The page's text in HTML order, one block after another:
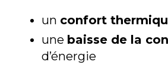
un confort
une baisse de la
d’énergie